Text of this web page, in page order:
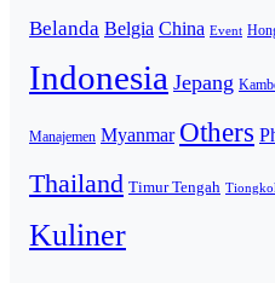
Belanda Belgia China Event
Indonesia Jepang
Manajemen Myanmar Others
Thailand Timur Tengah
Kuliner